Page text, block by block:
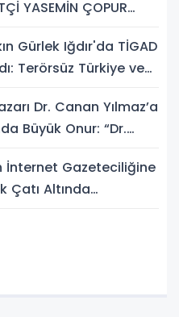
YASEMİN ÇOPUR
Gürlek Iğdır'da TİGAD
Terörsüz Türkiye ve
Dr. Canan Yılmaz’a
Büyük Onur: “Dr.
İnternet Gazeteciliğine
Çatı Altında